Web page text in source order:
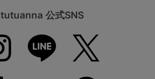
tutuanna 公式SNS